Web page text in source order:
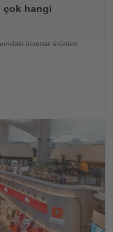
çok hangi
ücretsiz ürünleri